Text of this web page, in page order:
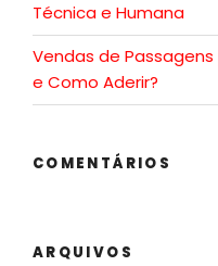
Técnica e Humana
Vendas de
e Como Aderir?
COMENTÁRIOS
ARQUIVOS